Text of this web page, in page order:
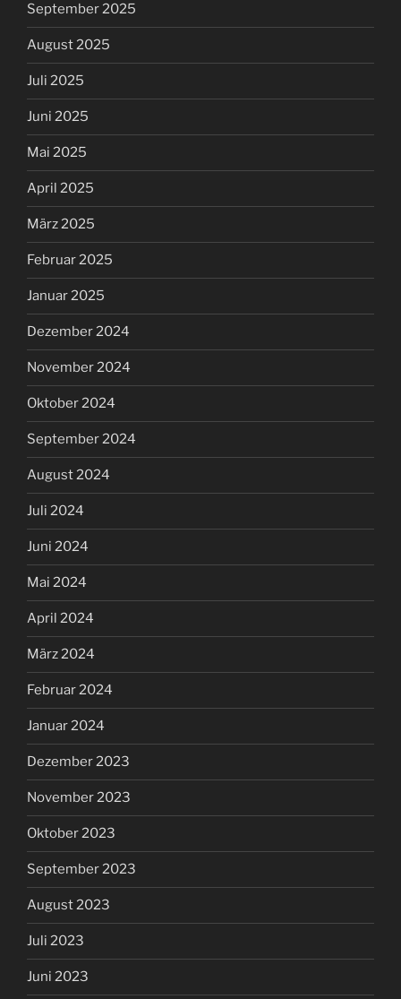
September 2025
August 2025
Juli 2025
Juni 2025
Mai 2025
April 2025
März 2025
Februar 2025
Januar 2025
Dezember 2024
November 2024
Oktober 2024
September 2024
August 2024
Juli 2024
Juni 2024
Mai 2024
April 2024
März 2024
Februar 2024
Januar 2024
Dezember 2023
November 2023
Oktober 2023
September 2023
August 2023
Juli 2023
Juni 2023